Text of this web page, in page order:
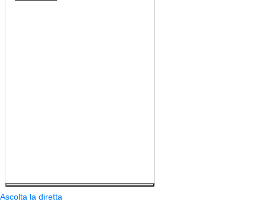
Ascolta la diretta